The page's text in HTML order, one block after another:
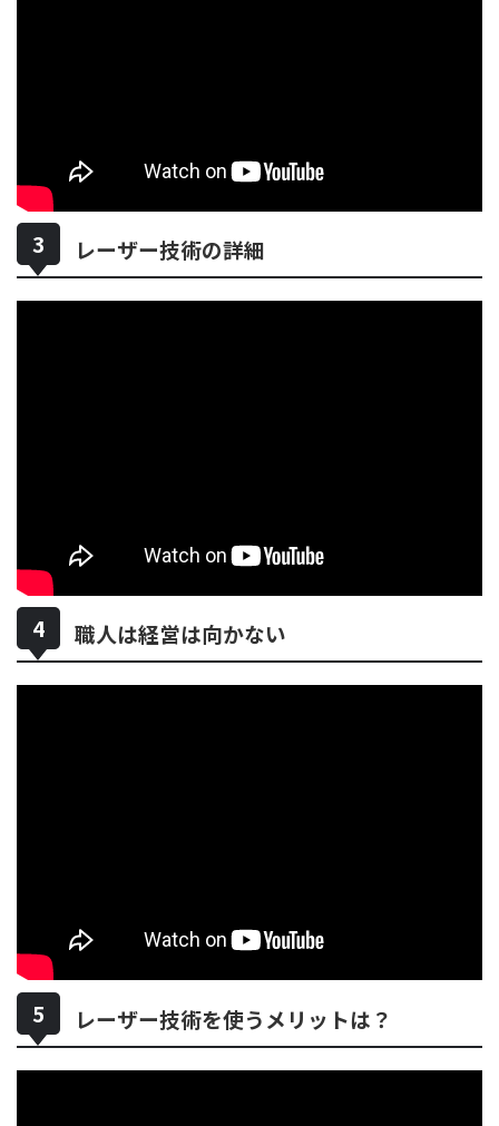
レーザー技術の詳細
職人は経営は向かない
レーザー技術を使うメリットは？